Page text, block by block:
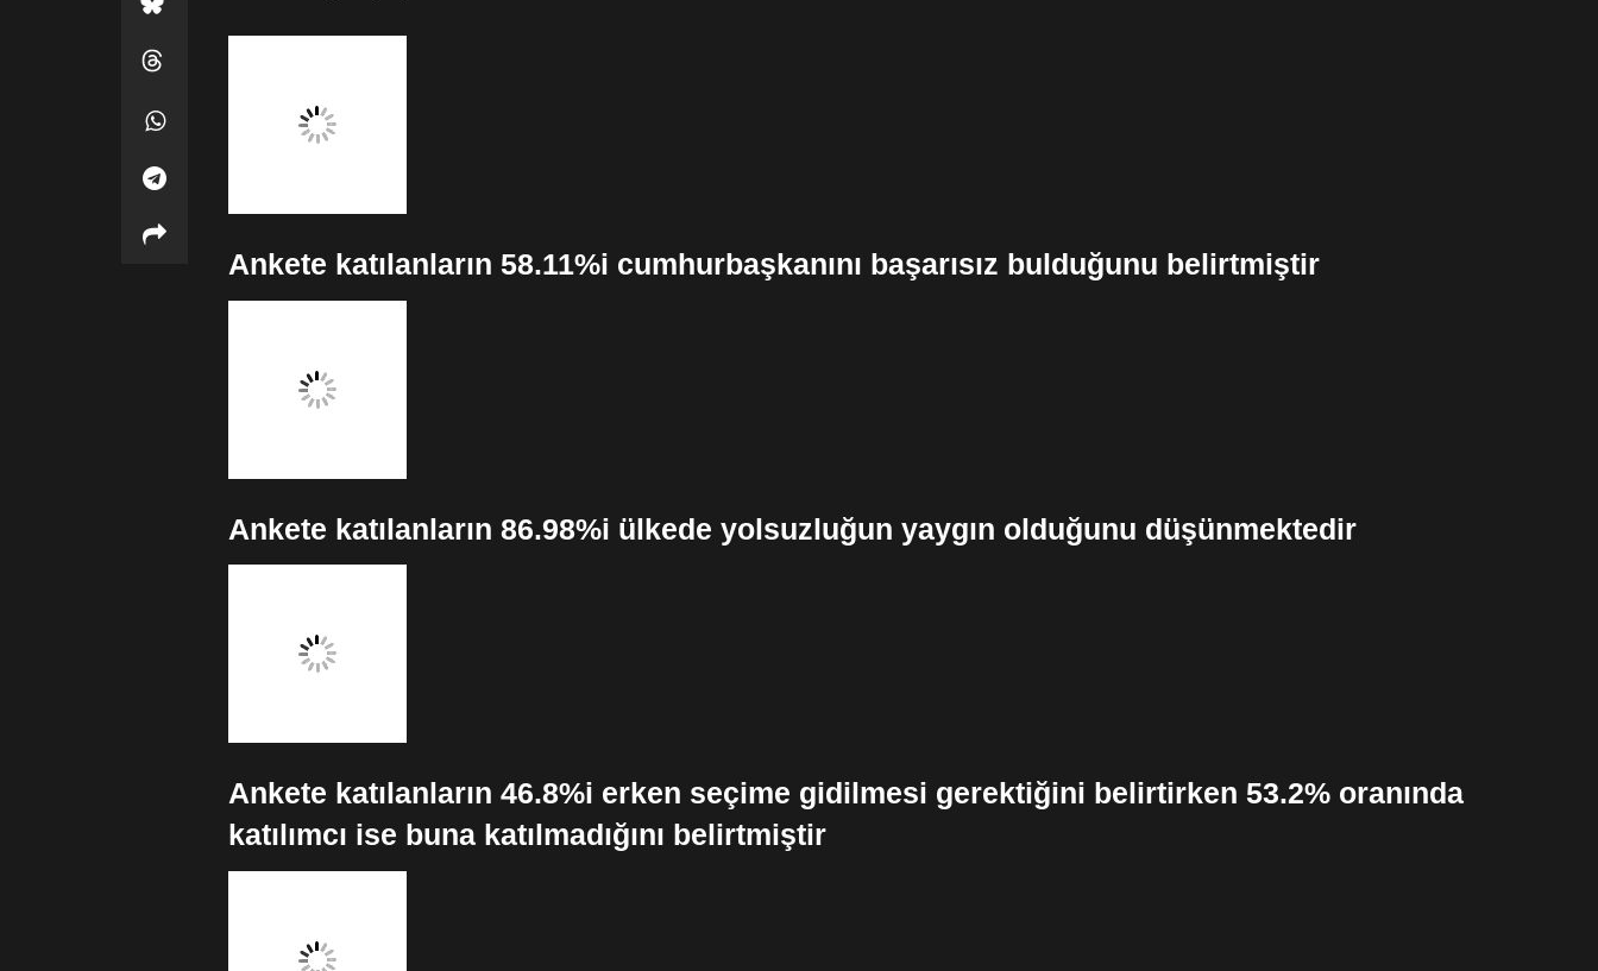
Ankete katılanların 58.11%i cumhurbaşkanını başarısız bulduğunu belirtmiştir
Ankete katılanların 86.98%i ülkede yolsuzluğun yaygın olduğunu düşünmektedir
Ankete katılanların 46.8%i erken seçime gidilmesi gerektiğini belirtirken 53.2% oranında
katılımcı ise buna katılmadığını belirtmiştir